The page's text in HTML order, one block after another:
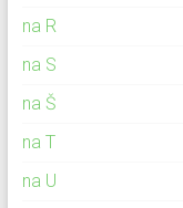
na R
na S
na Š
na T
na U